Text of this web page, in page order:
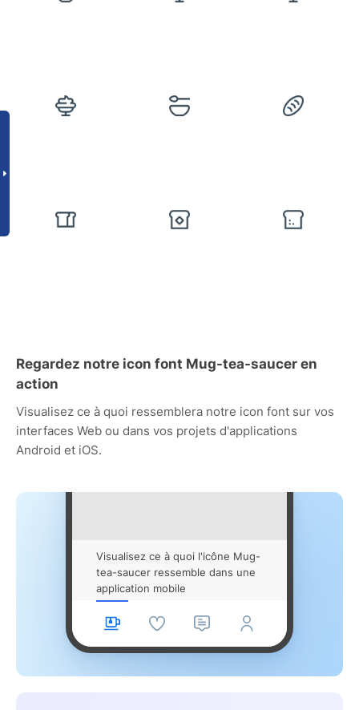
Regardez notre icon font Mug-tea-saucer en
action
Visualisez ce à quoi ressemblera notre icon font sur vos
interfaces Web ou dans vos projets d'applications
Android et iOS.
Visualisez ce à quoi l'icône Mug-
tea-saucer ressemble dans une
application mobile